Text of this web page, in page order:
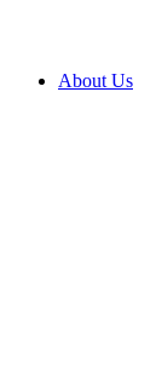
About Us